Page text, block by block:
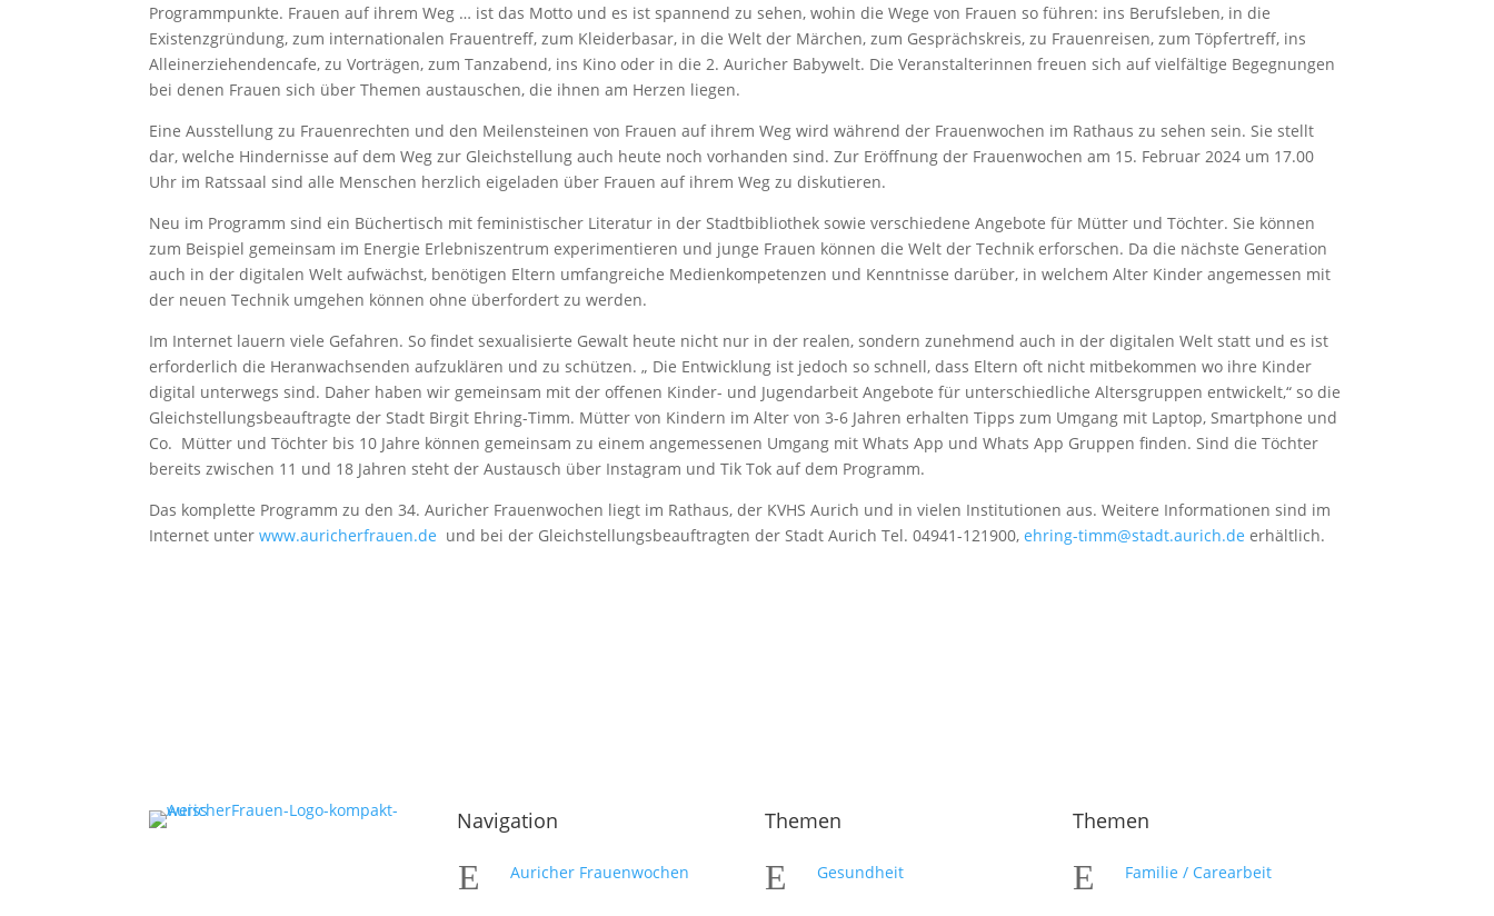
Programmpunkte. Frauen auf ihrem Weg … ist das Motto und es ist spannend zu sehen, wohin die Wege von Frauen so führen: ins Berufsleben, in die
Existenzgründung, zum internationalen Frauentreff, zum Kleiderbasar, in die Welt der Märchen, zum Gesprächskreis, zu Frauenreisen, zum Töpfertreff, ins
Alleinerziehendencafe, zu Vorträgen, zum Tanzabend, ins Kino oder in die 2. Auricher Babywelt. Die Veranstalterinnen freuen sich auf vielfältige Begegnungen
bei denen Frauen sich über Themen austauschen, die ihnen am Herzen liegen.
Eine Ausstellung zu Frauenrechten und den Meilensteinen von Frauen auf ihrem Weg wird während der Frauenwochen im Rathaus zu sehen sein. Sie stellt
dar, welche Hindernisse auf dem Weg zur Gleichstellung auch heute noch vorhanden sind. Zur Eröffnung der Frauenwochen am 15. Februar 2024 um 17.00
Uhr im Ratssaal sind alle Menschen herzlich eigeladen über Frauen auf ihrem Weg zu diskutieren.
Neu im Programm sind ein Büchertisch mit feministischer Literatur in der Stadtbibliothek sowie verschiedene Angebote für Mütter und Töchter. Sie können
zum Beispiel gemeinsam im Energie Erlebniszentrum experimentieren und junge Frauen können die Welt der Technik erforschen. Da die nächste Generation
auch in der digitalen Welt aufwächst, benötigen Eltern umfangreiche Medienkompetenzen und Kenntnisse darüber, in welchem Alter Kinder angemessen mit
der neuen Technik umgehen können ohne überfordert zu werden.
Im Internet lauern viele Gefahren. So findet sexualisierte Gewalt heute nicht nur in der realen, sondern zunehmend auch in der digitalen Welt statt und es ist
erforderlich die Heranwachsenden aufzuklären und zu schützen. „ Die Entwicklung ist jedoch so schnell, dass Eltern oft nicht mitbekommen wo ihre Kinder
digital unterwegs sind. Daher haben wir gemeinsam mit der offenen Kinder- und Jugendarbeit Angebote für unterschiedliche Altersgruppen entwickelt,“ so die
Gleichstellungsbeauftragte der Stadt Birgit Ehring-Timm. Mütter von Kindern im Alter von 3-6 Jahren erhalten Tipps zum Umgang mit Laptop, Smartphone und
Co. Mütter und Töchter bis 10 Jahre können gemeinsam zu einem angemessenen Umgang mit Whats App und Whats App Gruppen finden. Sind die Töchter
bereits zwischen 11 und 18 Jahren steht der Austausch über Instagram und Tik Tok auf dem Programm.
Das komplette Programm zu den 34. Auricher Frauenwochen liegt im Rathaus, der KVHS Aurich und in vielen Institutionen aus. Weitere Informationen sind im
Internet unterwww.auricherfrauen.de und bei der Gleichstellungsbeauftragten der Stadt Aurich Tel. 04941-121900,ehring-timm@stadt.aurich.de erhältlich.
Navigation
E Auricher Frauenwochen
Themen
E Gesundheit
Themen
E Familie / Carearbeit